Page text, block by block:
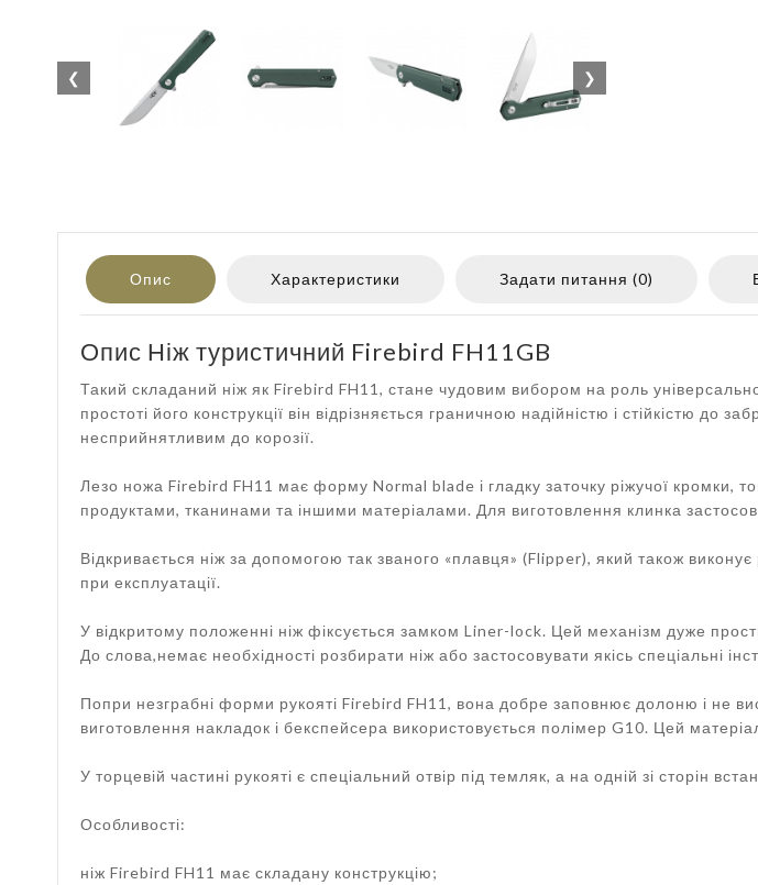
❮ ❯
Опис Характеристики Задати питання (0)
Опис Ніж туристичний Firebird FH11GB
Такий складаний ніж як Firebird FH11, стане чудовим вибором на роль
простоті його конструкції він відрізняється граничною надійністю і стійкістю
несприйнятливим до корозії.
Лезо ножа Firebird FH11 має форму Normal blade і гладку заточку ріжучої кромки,
продуктами, тканинами та іншими матеріалами. Для виготовлення клинка
Відкривається ніж за допомогою так званого «плавця» (Flipper), який також
при експлуатації.
У відкритому положенні ніж фіксується замком Liner-lock. Цей механізм дуже
До слова,немає необхідності розбирати ніж або застосовувати якісь спеціальні
Попри незграбні форми рукояті Firebird FH11, вона добре заповнює долоню і не
виготовлення накладок і бекспейсера використовується полімер G10. Цей
У торцевій частині рукояті є спеціальний отвір під темляк, а на одній зі сторін
Особливості:
ніж Firebird FH11 має складану конструкцію;